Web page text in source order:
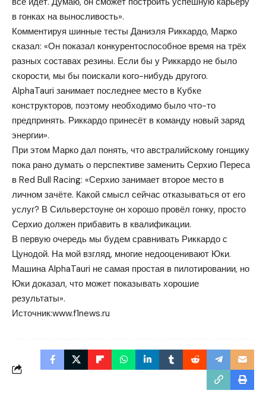
в гонках на выносливость».
Комментируя шинные тесты Даниэля Риккардо, Марко
сказал: «Он показал конкурентоспособное время на трёх
разных составах резины. Если бы у Риккардо не было
скорости, мы бы поискали кого-нибудь другого.
AlphaTauri занимает последнее место в Кубке
конструкторов, поэтому необходимо было что-то
предпринять. Риккардо принесёт в команду новый заряд
энергии».
При этом Марко дал понять, что австралийскому гонщику
пока рано думать о перспективе заменить Серхио Переса
в Red Bull Racing: «Серхио занимает второе место в
личном зачёте. Какой смысл сейчас отказываться от его
услуг? В Сильверстоуне он хорошо провёл гонку, просто
Серхио должен прибавить в квалификации.
В первую очередь мы будем сравнивать Риккардо с
Цунодой. На мой взгляд, многие недооценивают Юки.
Машина AlphaTauri не самая простая в пилотировании, но
Юки доказал, что может показывать хорошие
результаты».
Источник:www.f1news.ru